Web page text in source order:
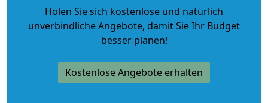
Holen Sie sich kostenlose und natürlich
unverbindliche Angebote, damit Sie Ihr Budget
besser planen!
Kostenlose Angebote erhalten